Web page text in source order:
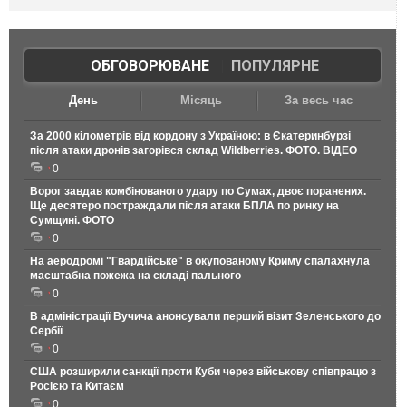
ОБГОВОРЮВАНЕ| ПОПУЛЯРНЕ
День Місяць За весь час
За 2000 кілометрів від кордону з Україною: в Єкатеринбурзі
після атаки дронів загорівся склад Wildberries. ФОТО. ВІДЕО
0
Ворог завдав комбінованого удару по Сумах, двоє поранених.
Ще десятеро постраждали після атаки БПЛА по ринку на
Сумщині. ФОТО
0
На аеродромі "Гвардійське" в окупованому Криму спалахнула
масштабна пожежа на складі пального
0
В адміністрації Вучича анонсували перший візит Зеленського до
Сербії
0
США розширили санкції проти Куби через військову співпрацю з
Росією та Китаєм